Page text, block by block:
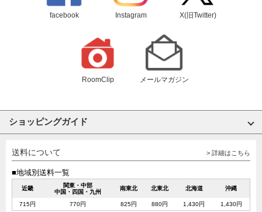
facebook Instagram X(旧Twitter)
RoomClip メールマガジン
ショッピングガイド
送料について > 詳細はこちら
■地域別送料一覧
近畿
関東・中部
中国・四国・九州
南東北 北東北 北海道 沖縄
715円 770円 825円 880円 1,430円 1,430円